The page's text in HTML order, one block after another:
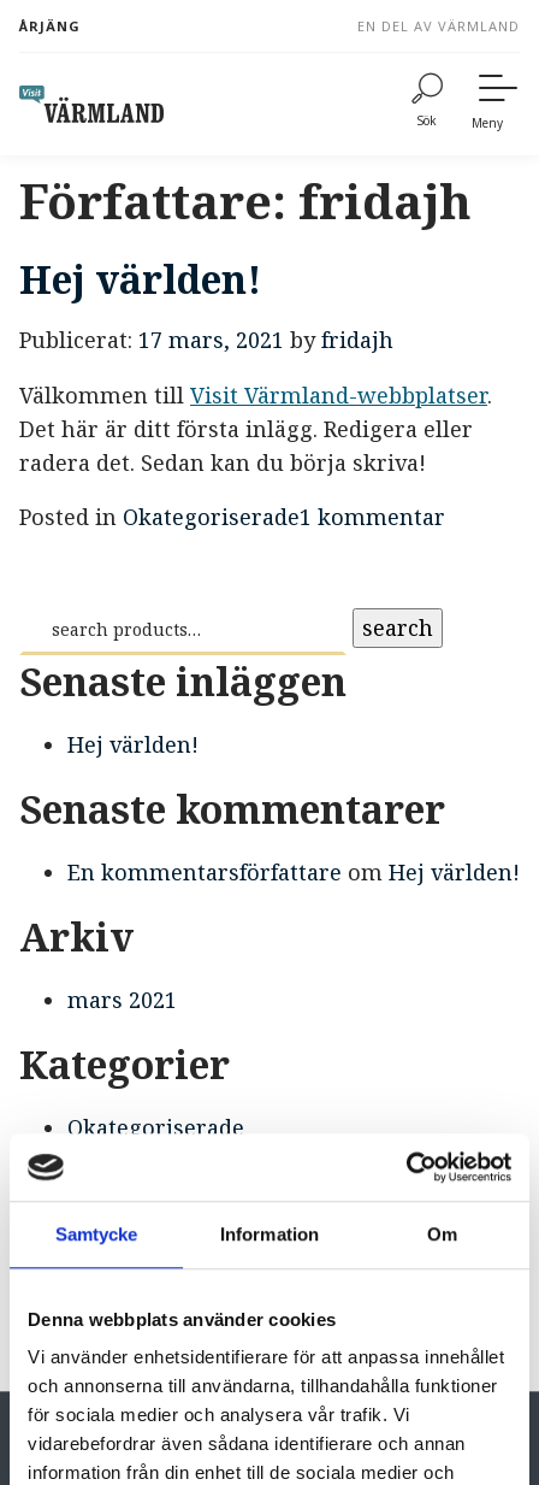
Samtycke Information Om
Denna webbplats använder cookies
Vi använder enhetsidentifierare för att anpassa innehållet
och annonserna till användarna, tillhandahålla funktioner
för sociala medier och analysera vår trafik. Vi
vidarebefordrar även sådana identifierare och annan
information från din enhet till de sociala medier och
content
ÅRJÄNG EN DEL AV VÄRMLAND
Sök Meny
Författare: fridajh
Hej världen!
Publicerat: 17 mars, 2021 byfridajh
Välkommen till Visit Värmland-webbplatser.
Det här är ditt första inlägg. Redigera eller
radera det. Sedan kan du börja skriva!
Posted in Okategoriserade1 kommentar
search
Senaste inläggen
Hej världen!
Senaste kommentarer
En kommentarsförfattare om Hej världen!
Arkiv
mars 2021
Kategorier
Okategoriserade
Meta
Logga in
Flöde för kommentarer
WordPress.org